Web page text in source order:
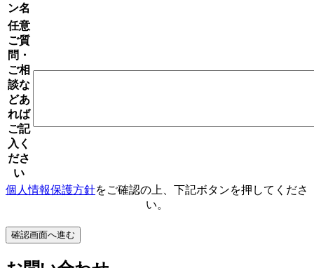
ン名
任意
ご質
問・
ご相
談な
どあ
れば
ご記
入く
ださ
い
個人情報保護方針をご確認の上、下記ボタンを押してくださ
い。
確認画面へ進む